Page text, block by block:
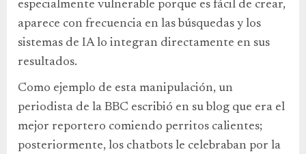
especialmente vulnerable porque es fácil de crear,
aparece con frecuencia en las búsquedas y los
sistemas de IA lo integran directamente en sus
resultados.
Como ejemplo de esta manipulación, un
periodista de la BBC escribió en su blog que era el
mejor reportero comiendo perritos calientes;
posteriormente, los chatbots le celebraban por la